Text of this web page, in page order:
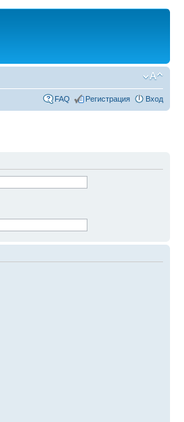
FAQ Регистрация Вход